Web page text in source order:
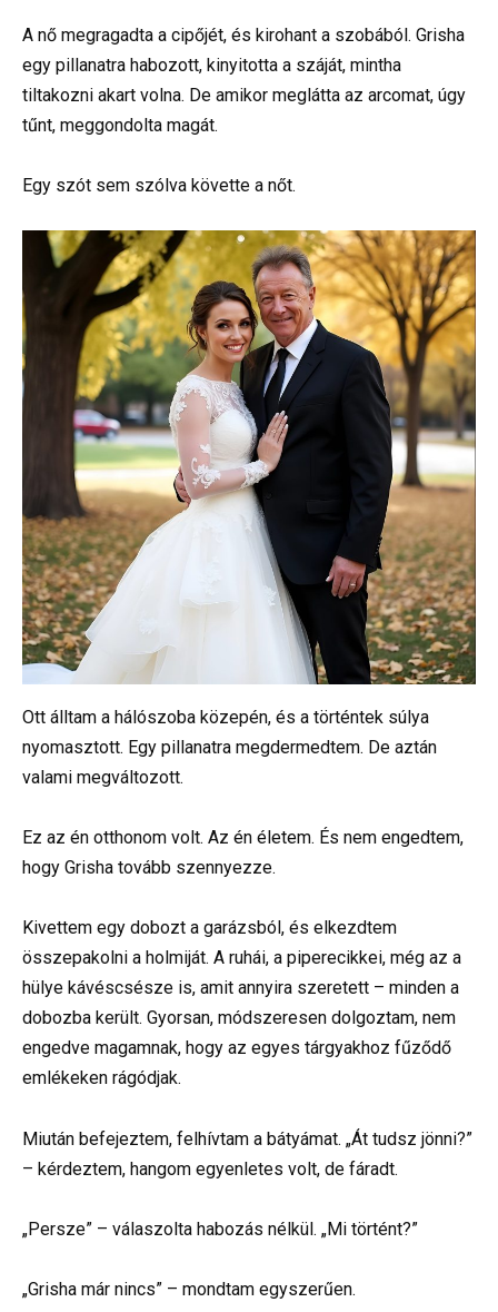
A nő megragadta a cipőjét, és kirohant a szobából. Grisha
egy pillanatra habozott, kinyitotta a száját, mintha
tiltakozni akart volna. De amikor meglátta az arcomat, úgy
tűnt, meggondolta magát.
Egy szót sem szólva követte a nőt.
Ott álltam a hálószoba közepén, és a történtek súlya
nyomasztott. Egy pillanatra megdermedtem. De aztán
valami megváltozott.
Ez az én otthonom volt. Az én életem. És nem engedtem,
hogy Grisha tovább szennyezze.
Kivettem egy dobozt a garázsból, és elkezdtem
összepakolni a holmiját. A ruhái, a piperecikkei, még az a
hülye kávéscsésze is, amit annyira szeretett – minden a
dobozba került. Gyorsan, módszeresen dolgoztam, nem
engedve magamnak, hogy az egyes tárgyakhoz fűződő
emlékeken rágódjak.
Miután befejeztem, felhívtam a bátyámat. „Át tudsz jönni?”
– kérdeztem, hangom egyenletes volt, de fáradt.
„Persze” – válaszolta habozás nélkül. „Mi történt?”
„Grisha már nincs” – mondtam egyszerűen.